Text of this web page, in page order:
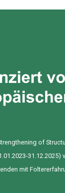
of
31.12.2025)
mit